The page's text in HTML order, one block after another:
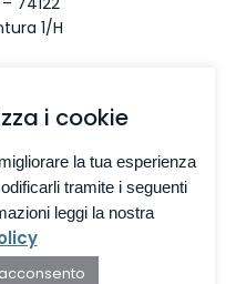
1/H
i cookie
la tua esperienza
tramite i seguenti
leggi la nostra